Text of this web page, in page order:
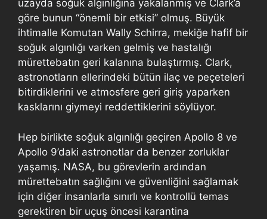
uzayda soğuk algınlığına yakalanmış ve Clark’a
göre bunun “önemli bir etkisi” olmuş. Büyük
ihtimalle Komutan Wally Schirra, mekiğe hafif bir
soğuk algınlığı varken gelmiş ve hastalığı
mürettebatın geri kalanına bulaştırmış. Clark,
astronotların ellerindeki bütün ilaç ve peçeteleri
bitirdiklerini ve atmosfere geri giriş yaparken
kasklarını giymeyi reddettiklerini söylüyor.
Hep birlikte soğuk algınlığı geçiren Apollo 8 ve
Apollo 9’daki astronotlar da benzer zorluklar
yaşamış. NASA, bu görevlerin ardından
mürettebatın sağlığını ve güvenliğini sağlamak
için diğer insanlarla sınırlı ve kontrollü temas
gerektiren bir uçuş öncesi karantina